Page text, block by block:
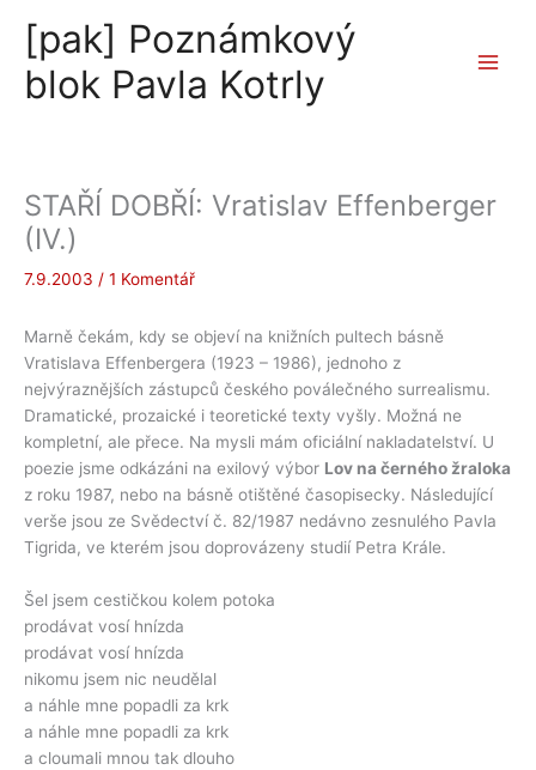
obsah
[pak] Poznámkový
blok Pavla Kotrly
STAŘÍ DOBŘÍ: Vratislav Effenberger
(IV.)
7.9.2003 / 1 Komentář
Marně čekám, kdy se objeví na knižních pultech básně
Vratislava Effenbergera (1923 – 1986), jednoho z
nejvýraznějších zástupců českého poválečného surrealismu.
Dramatické, prozaické i teoretické texty vyšly. Možná ne
kompletní, ale přece. Na mysli mám oficiální nakladatelství. U
poezie jsme odkázáni na exilový výbor Lov na černého žraloka
z roku 1987, nebo na básně otištěné časopisecky. Následující
verše jsou ze Svědectví č. 82/1987 nedávno zesnulého Pavla
Tigrida, ve kterém jsou doprovázeny studií Petra Krále.
Šel jsem cestičkou kolem potoka
prodávat vosí hnízda
prodávat vosí hnízda
nikomu jsem nic neudělal
a náhle mne popadli za krk
a náhle mne popadli za krk
a cloumali mnou tak dlouho